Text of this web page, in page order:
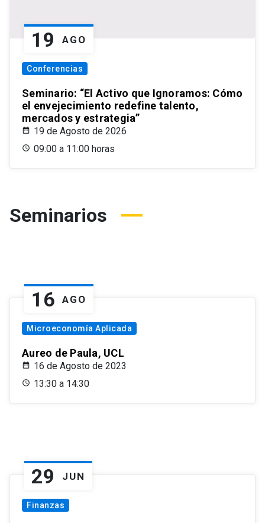
19 AGO
Conferencias
Seminario: “El Activo que Ignoramos: Cómo
el envejecimiento redefine talento,
mercados y estrategia”
19 de Agosto de 2026
09:00 a 11:00 horas
Seminarios
16 AGO
Microeconomía Aplicada
Aureo de Paula, UCL
16 de Agosto de 2023
13:30 a 14:30
29 JUN
Finanzas